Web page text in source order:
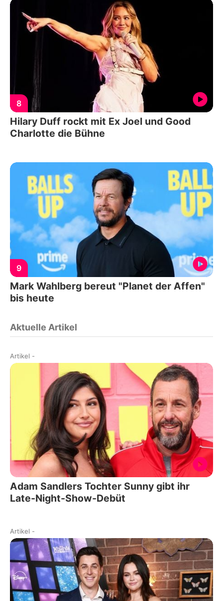
8
Hilary Duff rockt mit Ex Joel und Good
Charlotte die Bühne
9
Mark Wahlberg bereut "Planet der Affen"
bis heute
Aktuelle Artikel
Artikel -
Adam Sandlers Tochter Sunny gibt ihr
Late-Night-Show-Debüt
Artikel -